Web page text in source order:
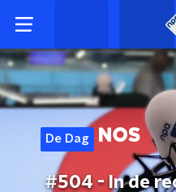
De Dag
#504 - In de